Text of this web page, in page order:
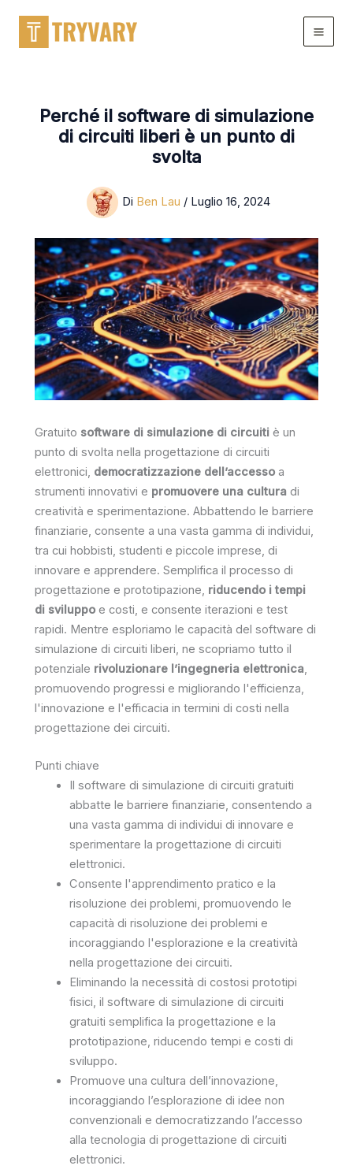
contenuto
Perché il software di simulazione
di circuiti liberi è un punto di
svolta
Di Ben Lau / Luglio 16, 2024
Gratuito software di simulazione di circuiti è un
punto di svolta nella progettazione di circuiti
elettronici, democratizzazione dell’accesso a
strumenti innovativi e promuovere una cultura di
creatività e sperimentazione. Abbattendo le barriere
finanziarie, consente a una vasta gamma di individui,
tra cui hobbisti, studenti e piccole imprese, di
innovare e apprendere. Semplifica il processo di
progettazione e prototipazione, riducendo i tempi
di sviluppo e costi, e consente iterazioni e test
rapidi. Mentre esploriamo le capacità del software di
simulazione di circuiti liberi, ne scopriamo tutto il
potenziale rivoluzionare l’ingegneria elettronica,
promuovendo progressi e migliorando l'efficienza,
l'innovazione e l'efficacia in termini di costi nella
progettazione dei circuiti.
Punti chiave
Il software di simulazione di circuiti gratuiti
abbatte le barriere finanziarie, consentendo a
una vasta gamma di individui di innovare e
sperimentare la progettazione di circuiti
elettronici.
Consente l'apprendimento pratico e la
risoluzione dei problemi, promuovendo le
capacità di risoluzione dei problemi e
incoraggiando l'esplorazione e la creatività
nella progettazione dei circuiti.
Eliminando la necessità di costosi prototipi
fisici, il software di simulazione di circuiti
gratuiti semplifica la progettazione e la
prototipazione, riducendo tempi e costi di
sviluppo.
Promuove una cultura dell’innovazione,
incoraggiando l’esplorazione di idee non
convenzionali e democratizzando l’accesso
alla tecnologia di progettazione di circuiti
elettronici.